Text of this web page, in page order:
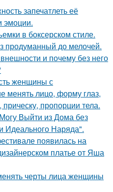
запечатлеть её
эмоции.
в боксерском стиле.
продуманный до мелочей.
и почему без него
женщины с
менять лицо, форму глаз,
пропорции тела.
Выйти из Дома без
Идеального Наряда".
появилась на
платье от Яша
черты лица женщины